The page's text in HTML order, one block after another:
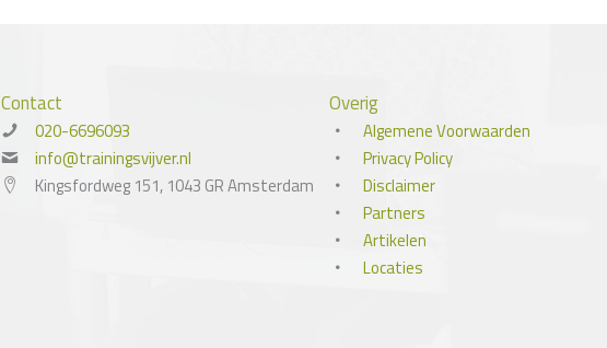
Contact
020-6696093
info@trainingsvijver.nl
Kingsfordweg 151, 1043 GR Amsterdam
Overig
Algemene Voorwaarden
Privacy Policy
Disclaimer
Partners
Artikelen
Locaties